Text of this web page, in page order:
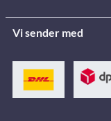
Vi sender med